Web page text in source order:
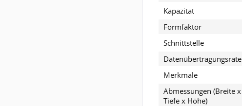
Kapazität
Formfaktor
Schnittstelle
Datenübertragungsrate
Merkmale
Abmessungen (Breite x
Tiefe x Höhe)